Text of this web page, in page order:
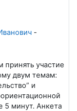
-
участие
двум темам:
и
5 минут. Анкета